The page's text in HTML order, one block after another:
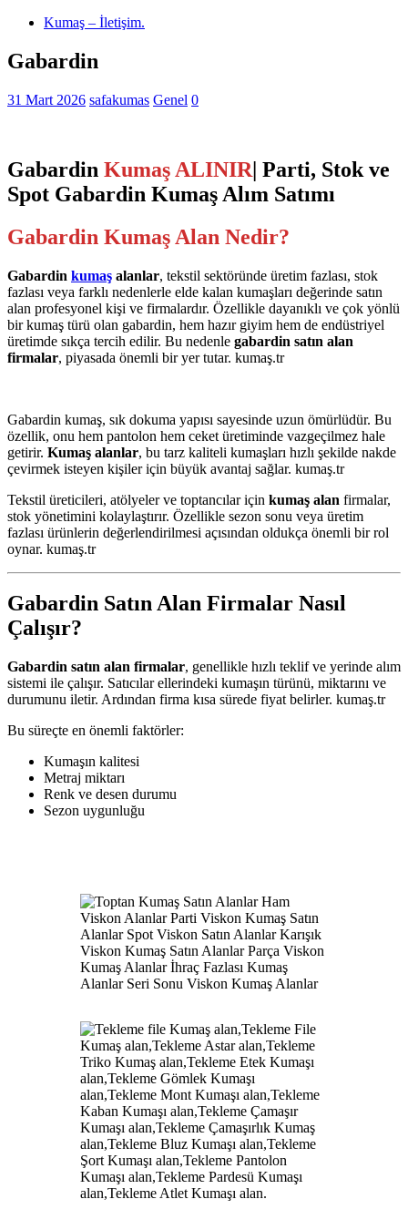
Kumaş – İletişim.
Gabardin
31 Mart 2026 safakumas Genel 0
Gabardin Kumaş ALINIR| Parti, Stok ve
Spot Gabardin Kumaş Alım Satımı
Gabardin Kumaş Alan Nedir?
Gabardin kumaş alanlar, tekstil sektöründe üretim fazlası, stok
fazlası veya farklı nedenlerle elde kalan kumaşları değerinde satın
alan profesyonel kişi ve firmalardır. Özellikle dayanıklı ve çok yönlü
bir kumaş türü olan gabardin, hem hazır giyim hem de endüstriyel
üretimde sıkça tercih edilir. Bu nedenle gabardin satın alan
firmalar, piyasada önemli bir yer tutar. kumaş.tr
Gabardin kumaş, sık dokuma yapısı sayesinde uzun ömürlüdür. Bu
özellik, onu hem pantolon hem ceket üretiminde vazgeçilmez hale
getirir. Kumaş alanlar, bu tarz kaliteli kumaşları hızlı şekilde nakde
çevirmek isteyen kişiler için büyük avantaj sağlar. kumaş.tr
Tekstil üreticileri, atölyeler ve toptancılar için kumaş alan firmalar,
stok yönetimini kolaylaştırır. Özellikle sezon sonu veya üretim
fazlası ürünlerin değerlendirilmesi açısından oldukça önemli bir rol
oynar. kumaş.tr
Gabardin Satın Alan Firmalar Nasıl
Çalışır?
Gabardin satın alan firmalar, genellikle hızlı teklif ve yerinde alım
sistemi ile çalışır. Satıcılar ellerindeki kumaşın türünü, miktarını ve
durumunu iletir. Ardından firma kısa sürede fiyat belirler. kumaş.tr
Bu süreçte en önemli faktörler:
Kumaşın kalitesi
Metraj miktarı
Renk ve desen durumu
Sezon uygunluğu